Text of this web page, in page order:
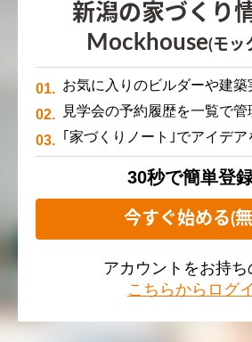
新潟の家づくり
Mockhouse(モッ
お気に入りのビルダーや建築
見学会の予約履歴を一覧で管
｢家づくりノート｣でアイデ
30秒で簡単登録
今すぐ始める(
アカウントをお持ち
こちらからログ